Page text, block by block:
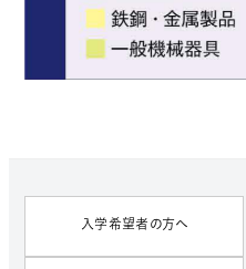
入学希望者の方へ